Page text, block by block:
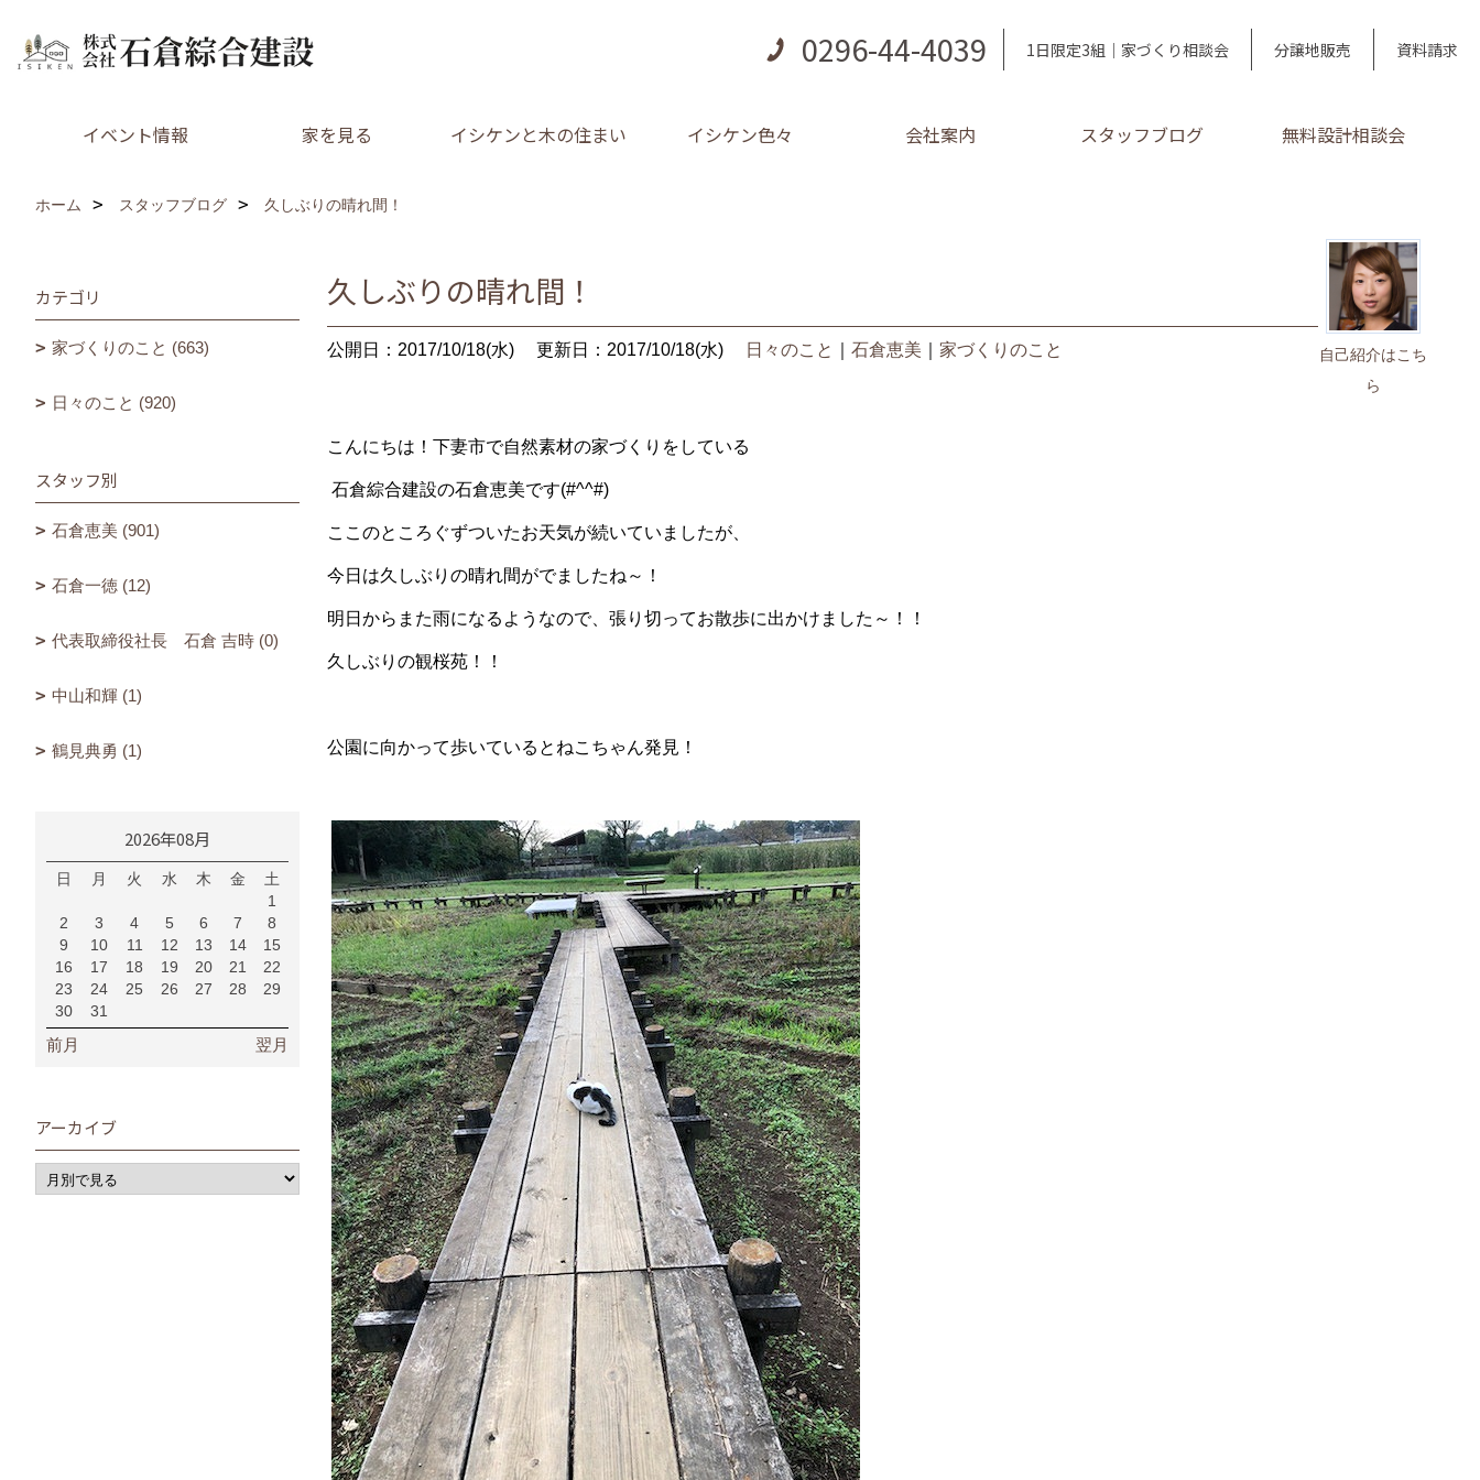
0296-44-4039 1日限定3組｜家づくり相談会 分譲地販売 資料請求
イベント情報 家を見る イシケンと木の住まい イシケン色々 会社案内 スタッフブログ 無料設計相談会
ホーム スタッフブログ 久しぶりの晴れ間！
自己紹介はこち
ら
久しぶりの晴れ間！
公開日：2017/10/18(水) 更新日：2017/10/18(水) 日々のこと 石倉恵美 家づくりのこと
こんにちは！下妻市で自然素材の家づくりをしている
石倉綜合建設の石倉恵美です(#^^#)
ここのところぐずついたお天気が続いていましたが、
今日は久しぶりの晴れ間がでましたね～！
明日からまた雨になるようなので、張り切ってお散歩に出かけました～！！
久しぶりの観桜苑！！
公園に向かって歩いているとねこちゃん発見！
カテゴリ
家づくりのこと (663)
日々のこと (920)
スタッフ別
石倉恵美 (901)
石倉一徳 (12)
代表取締役社長 石倉 吉時 (0)
中山和輝 (1)
鶴見典勇 (1)
2026年08月
日 月 火 水 木 金
土
1
2
3 4 5 6 7
8
9
10 11 12 13 14
15
16
17 18 19 20 21
22
23
24 25 26 27 28
29
30
31
前月 翌月
アーカイブ